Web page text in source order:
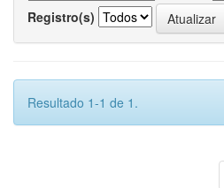
Registro(s)
Resultado 1-1 de 1.